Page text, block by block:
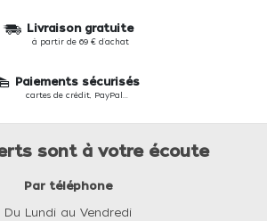
Livraison gratuite
à partir de 69 € d'achat
Paiements sécurisés
cartes de crédit, PayPal...
sont à votre écoute
Par téléphone
Du Lundi au Vendredi